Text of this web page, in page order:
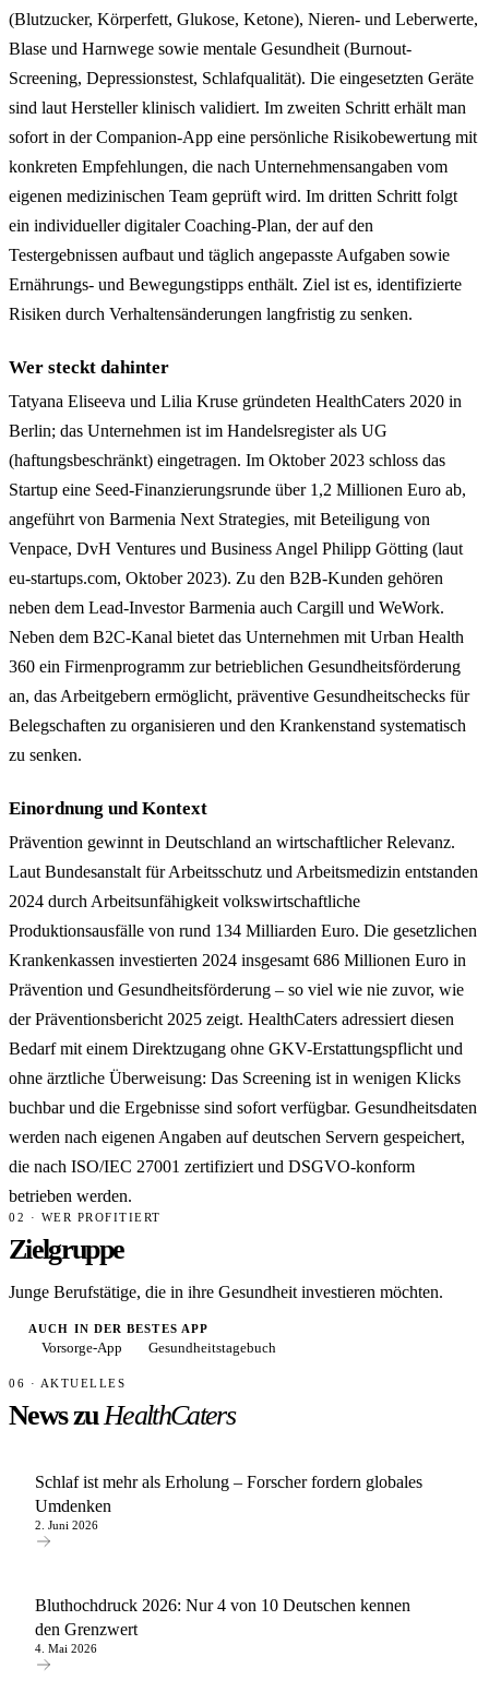
(Blutzucker, Körperfett, Glukose, Ketone), Nieren- und Leberwerte,
Blase und Harnwege sowie mentale Gesundheit (Burnout-
Screening, Depressionstest, Schlafqualität). Die eingesetzten Geräte
sind laut Hersteller klinisch validiert. Im zweiten Schritt erhält man
sofort in der Companion-App eine persönliche Risikobewertung mit
konkreten Empfehlungen, die nach Unternehmensangaben vom
eigenen medizinischen Team geprüft wird. Im dritten Schritt folgt
ein individueller digitaler Coaching-Plan, der auf den
Testergebnissen aufbaut und täglich angepasste Aufgaben sowie
Ernährungs- und Bewegungstipps enthält. Ziel ist es, identifizierte
Risiken durch Verhaltensänderungen langfristig zu senken.
Wer steckt dahinter
Tatyana Eliseeva und Lilia Kruse gründeten HealthCaters 2020 in
Berlin; das Unternehmen ist im Handelsregister als UG
(haftungsbeschränkt) eingetragen. Im Oktober 2023 schloss das
Startup eine Seed-Finanzierungsrunde über 1,2 Millionen Euro ab,
angeführt von Barmenia Next Strategies, mit Beteiligung von
Venpace, DvH Ventures und Business Angel Philipp Götting (laut
eu-startups.com, Oktober 2023). Zu den B2B-Kunden gehören
neben dem Lead-Investor Barmenia auch Cargill und WeWork.
Neben dem B2C-Kanal bietet das Unternehmen mit Urban Health
360 ein Firmenprogramm zur betrieblichen Gesundheitsförderung
an, das Arbeitgebern ermöglicht, präventive Gesundheitschecks für
Belegschaften zu organisieren und den Krankenstand systematisch
zu senken.
Einordnung und Kontext
Prävention gewinnt in Deutschland an wirtschaftlicher Relevanz.
Laut Bundesanstalt für Arbeitsschutz und Arbeitsmedizin entstanden
2024 durch Arbeitsunfähigkeit volkswirtschaftliche
Produktionsausfälle von rund 134 Milliarden Euro. Die gesetzlichen
Krankenkassen investierten 2024 insgesamt 686 Millionen Euro in
Prävention und Gesundheitsförderung – so viel wie nie zuvor, wie
der Präventionsbericht 2025 zeigt. HealthCaters adressiert diesen
Bedarf mit einem Direktzugang ohne GKV-Erstattungspflicht und
ohne ärztliche Überweisung: Das Screening ist in wenigen Klicks
buchbar und die Ergebnisse sind sofort verfügbar. Gesundheitsdaten
werden nach eigenen Angaben auf deutschen Servern gespeichert,
die nach ISO/IEC 27001 zertifiziert und DSGVO-konform
betrieben werden.
02 · WER PROFITIERT
Zielgruppe
Junge Berufstätige, die in ihre Gesundheit investieren möchten.
AUCH IN DER BESTES APP
Vorsorge-App Gesundheitstagebuch
06 · AKTUELLES
News zuHealthCaters
Schlaf ist mehr als Erholung – Forscher fordern globales
Umdenken
2. Juni 2026
Bluthochdruck 2026: Nur 4 von 10 Deutschen kennen
den Grenzwert
4. Mai 2026